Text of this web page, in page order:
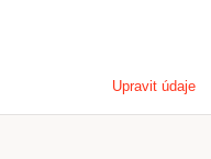
Upravit údaje